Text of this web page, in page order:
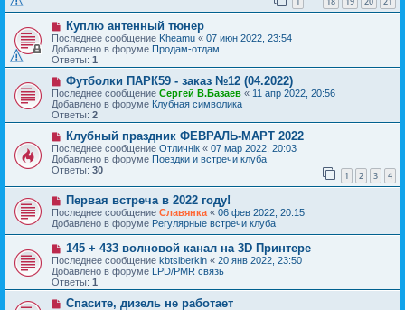
щ
е
н
и
е
е
с
о
б
щ
е
н
и
е
Н
о
в
о
е
с
о
б
щ
е
н
и
е
Куплю антенный тюнер
Последнее сообщение Kheamu « 07 июн 2022, 23:54
Добавлено в форуме Продам-отдам
Ответы: 1
Н
о
в
о
е
с
о
б
щ
е
н
и
е
Футболки ПАРК59 - заказ №12 (04.2022)
Последнее сообщение Сергей В.Базаев « 11 апр 2022, 20:56
Добавлено в форуме Клубная символика
Ответы: 2
Н
о
в
о
с
о
б
е
н
и
е
Клубный праздник ФЕВРАЛЬ-МАРТ 2022
Последнее сообщение Отличнiк « 07 мар 2022, 20:03
Добавлено в форуме Поездки и встречи клуба
Ответы: 30 1 2 3 4
Н
о
в
о
с
о
о
б
е
Первая встреча в 2022 году!
Последнее сообщение Славянка « 06 фев 2022, 20:15
Добавлено в форуме Регулярные встречи клуба
Н
о
в
о
е
с
145 + 433 волновой канал на 3D Принтере
Последнее сообщение kbtsiberkin « 20 янв 2022, 23:50
Добавлено в форуме LPD/PMR связь
Ответы: 1
НСпасите, дизель не работает